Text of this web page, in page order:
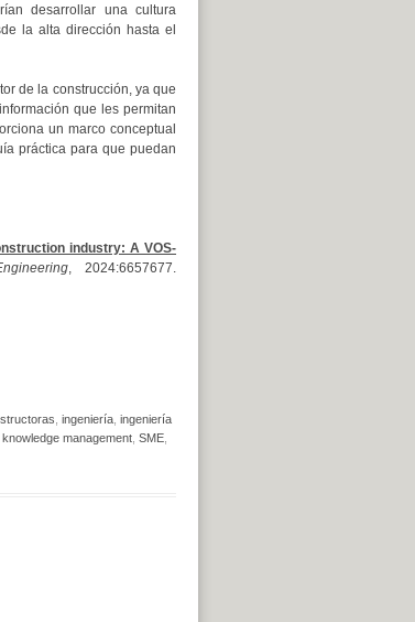
desarrollar una cultura
la alta dirección hasta el
de la construcción, ya que
que les permitan
un marco conceptual
práctica para que puedan
industry: A VOS-
, 2024:6657677.
ingeniería, ingeniería
knowledge management, SME,